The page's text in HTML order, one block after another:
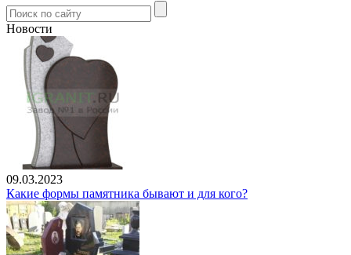
Новости
09.03.2023
Какие формы памятника бывают и для кого?